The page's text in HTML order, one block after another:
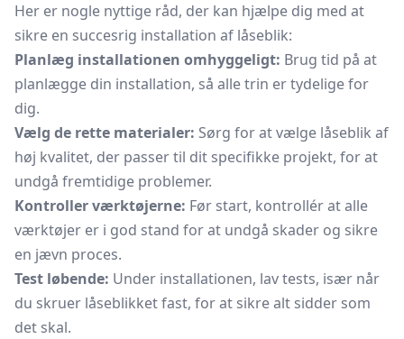
Her er nogle nyttige råd, der kan hjælpe dig med at
sikre en succesrig installation af låseblik:
Planlæg installationen omhyggeligt: Brug tid på at
planlægge din installation, så alle trin er tydelige for
dig.
Vælg de rette materialer: Sørg for at vælge låseblik af
høj kvalitet, der passer til dit specifikke projekt, for at
undgå fremtidige problemer.
Kontroller værktøjerne: Før start, kontrollér at alle
værktøjer er i god stand for at undgå skader og sikre
en jævn proces.
Test løbende: Under installationen, lav tests, især når
du skruer låseblikket fast, for at sikre alt sidder som
det skal.